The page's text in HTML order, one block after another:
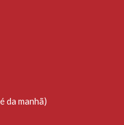
da manhã)